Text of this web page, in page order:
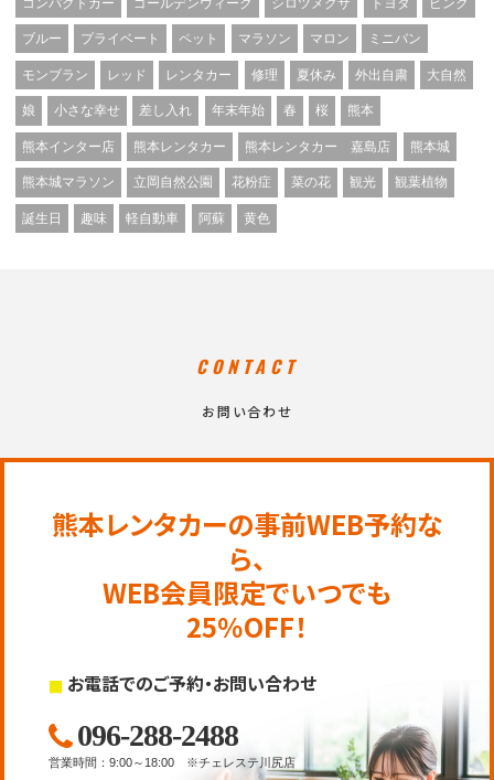
ブルー プライベート ペット マラソン マロン ミニバン
モンブラン レッド レンタカー 修理 夏休み 外出自粛 大自然
娘 小さな幸せ 差し入れ 年末年始 春 桜 熊本
熊本インター店 熊本レンタカー 熊本レンタカー 嘉島店 熊本城
熊本城マラソン 立岡自然公園 花粉症 菜の花 観光 観葉植物
誕生日 趣味 軽自動車 阿蘇 黄色
CONTACT
お問い合わせ
熊本レンタカーの事前WEB予約な
ら、
WEB会員限定でいつでも
25％OFF！
お電話でのご予約・お問い合わせ
096-288-2488
営業時間 ： 9:00～18:00 ※チェレステ川尻店